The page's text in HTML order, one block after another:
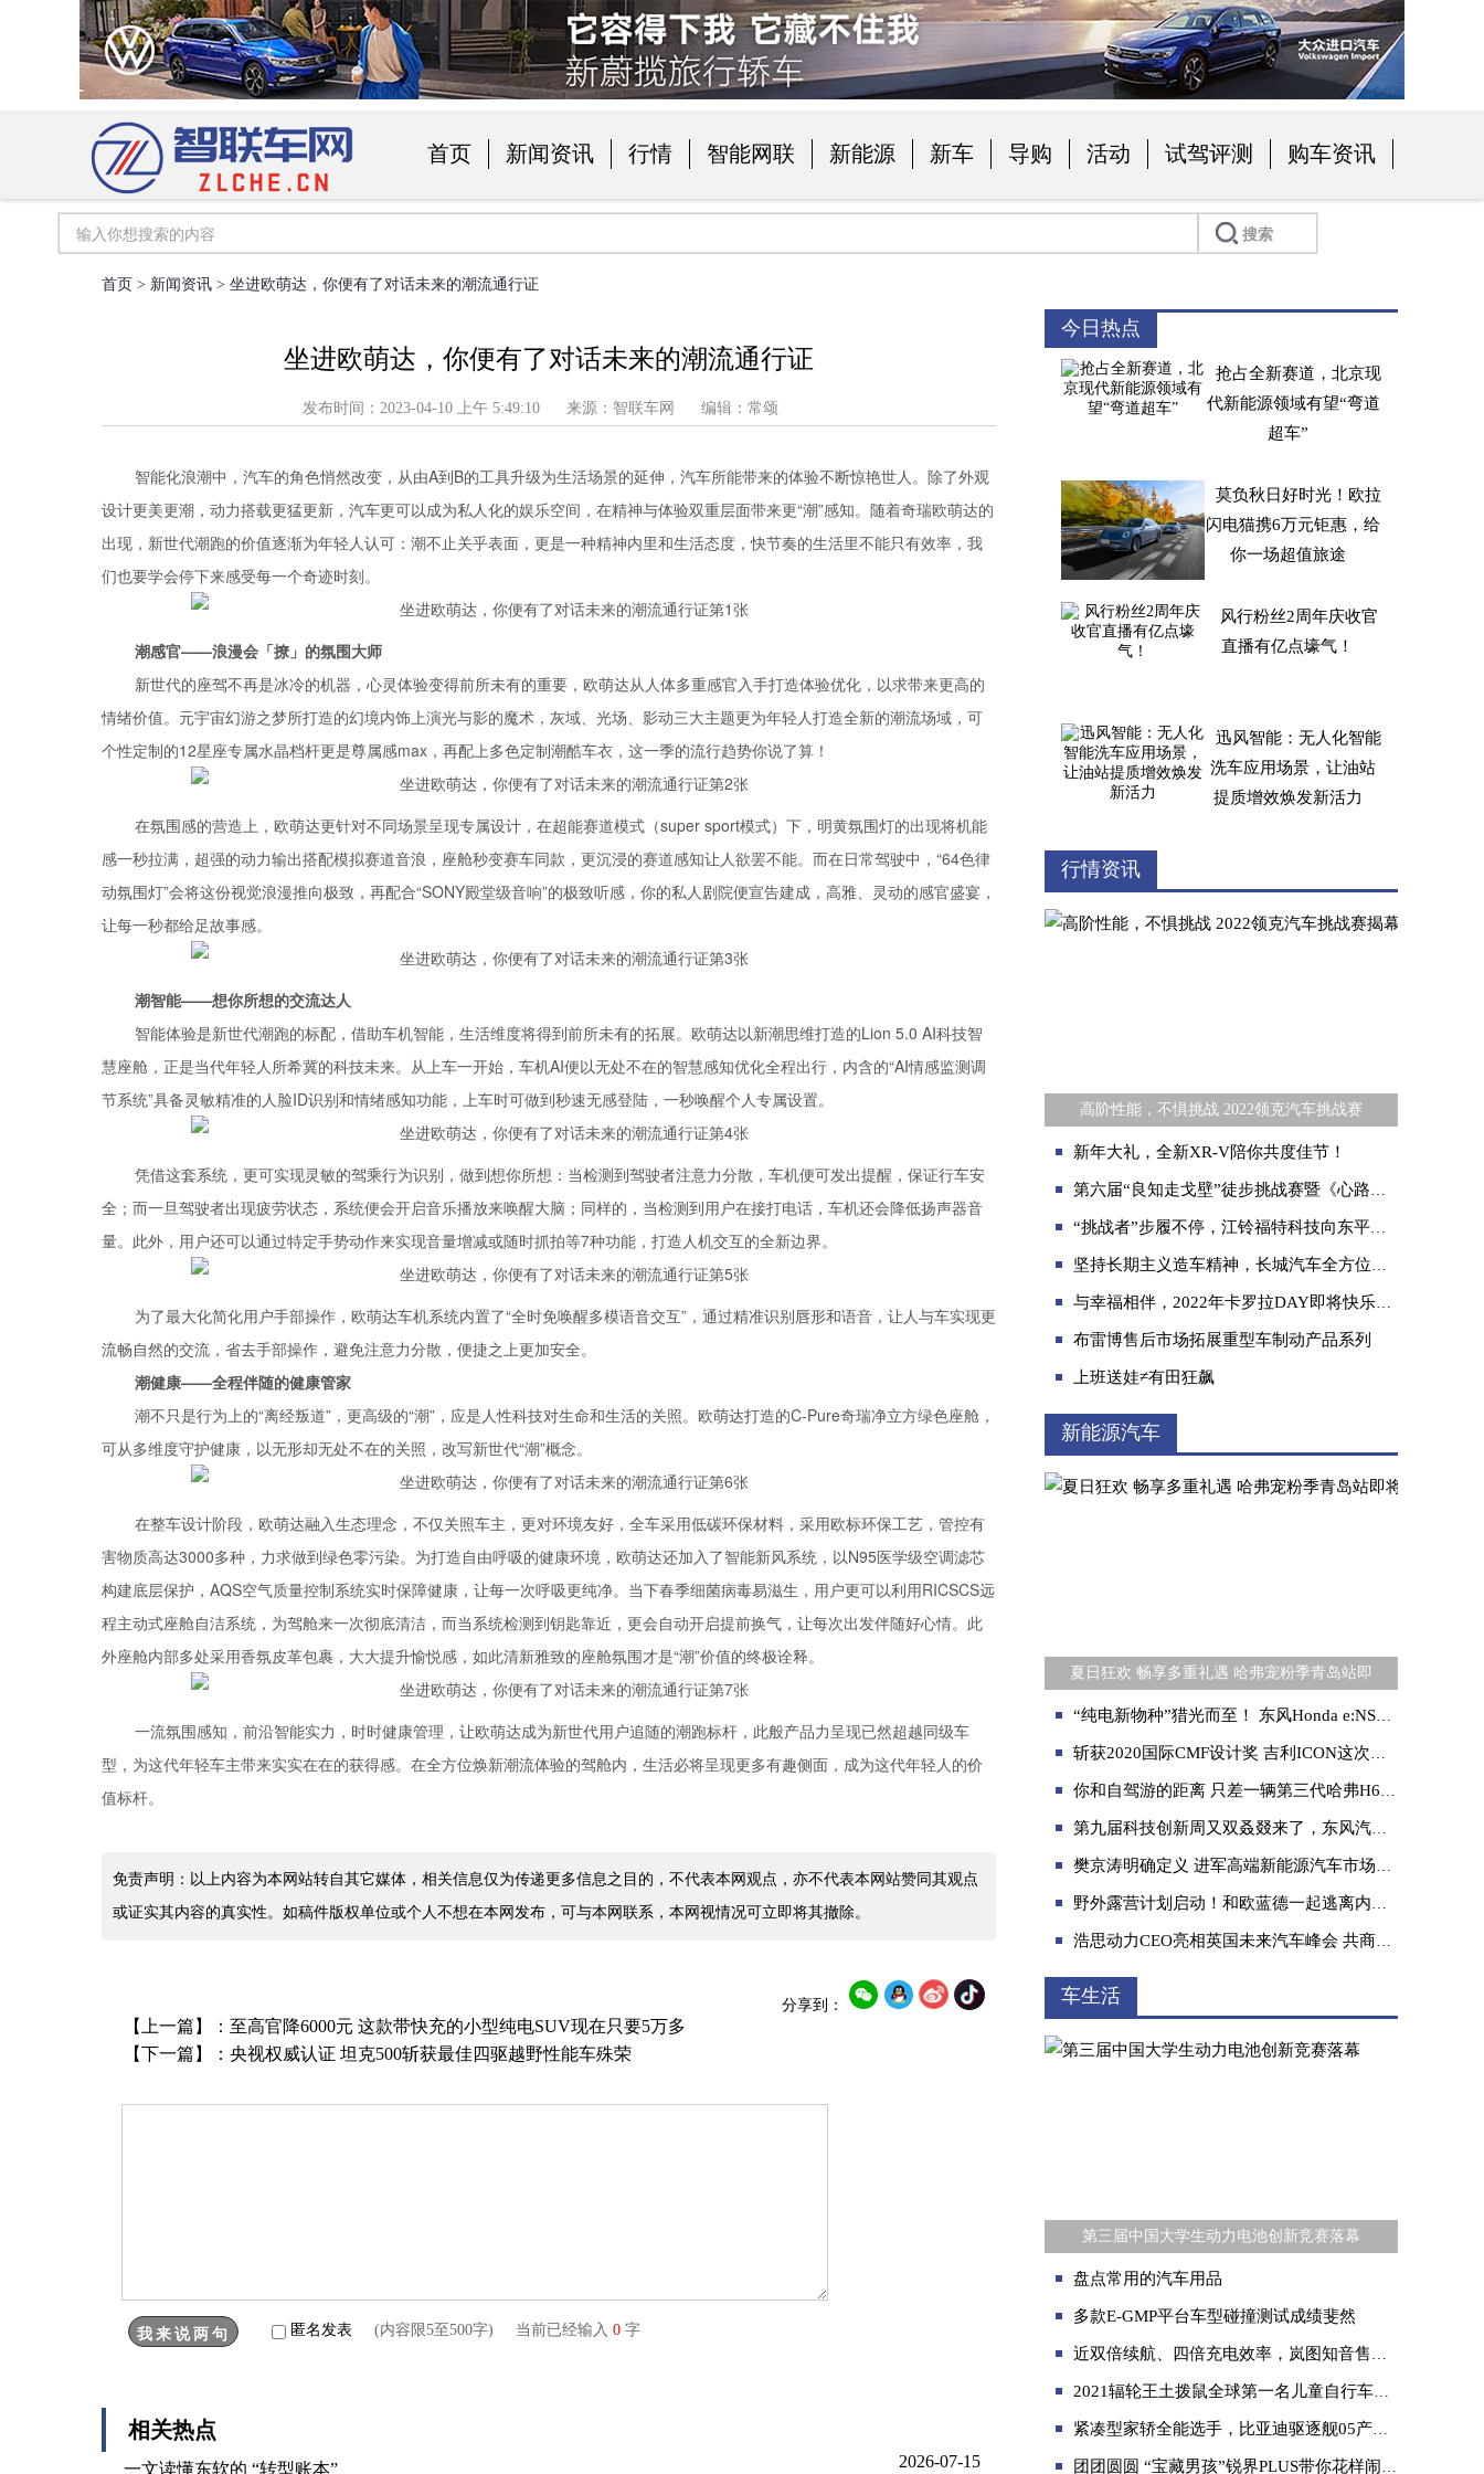
首页 新闻资讯 行情 智能网联 新能源 新车 导购 活动 试驾评测 购车资讯
首页 > 新闻资讯 > 坐进欧萌达，你便有了对话未来的潮流通行证
坐进欧萌达，你便有了对话未来的潮流通行证
发布时间：2023-04-10 上午 5:49:10 来源：智联车网 编辑：常颂
智能化浪潮中，汽车的角色悄然改变，从由A到B的工具升级为生活场景的延伸，汽车所能带来的体验不断惊艳世人。除了外观
设计更美更潮，动力搭载更猛更新，汽车更可以成为私人化的娱乐空间，在精神与体验双重层面带来更“潮”感知。随着奇瑞欧萌达的
出现，新世代潮跑的价值逐渐为年轻人认可：潮不止关乎表面，更是一种精神内里和生活态度，快节奏的生活里不能只有效率，我
们也要学会停下来感受每一个奇迹时刻。
潮感官——浪漫会「撩」的氛围大师
新世代的座驾不再是冰冷的机器，心灵体验变得前所未有的重要，欧萌达从人体多重感官入手打造体验优化，以求带来更高的
情绪价值。元宇宙幻游之梦所打造的幻境内饰上演光与影的魔术，灰域、光场、影动三大主题更为年轻人打造全新的潮流场域，可
个性定制的12星座专属水晶档杆更是尊属感max，再配上多色定制潮酷车衣，这一季的流行趋势你说了算！
在氛围感的营造上，欧萌达更针对不同场景呈现专属设计，在超能赛道模式（super sport模式）下，明黄氛围灯的出现将机能
感一秒拉满，超强的动力输出搭配模拟赛道音浪，座舱秒变赛车同款，更沉浸的赛道感知让人欲罢不能。而在日常驾驶中，“64色律
动氛围灯”会将这份视觉浪漫推向极致，再配合“SONY殿堂级音响”的极致听感，你的私人剧院便宣告建成，高雅、灵动的感官盛宴，
让每一秒都给足故事感。
潮智能——想你所想的交流达人
智能体验是新世代潮跑的标配，借助车机智能，生活维度将得到前所未有的拓展。欧萌达以新潮思维打造的Lion 5.0 AI科技智
慧座舱，正是当代年轻人所希冀的科技未来。从上车一开始，车机AI便以无处不在的智慧感知优化全程出行，内含的“AI情感监测调
节系统”具备灵敏精准的人脸ID识别和情绪感知功能，上车时可做到秒速无感登陆，一秒唤醒个人专属设置。
凭借这套系统，更可实现灵敏的驾乘行为识别，做到想你所想：当检测到驾驶者注意力分散，车机便可发出提醒，保证行车安
全；而一旦驾驶者出现疲劳状态，系统便会开启音乐播放来唤醒大脑；同样的，当检测到用户在接打电话，车机还会降低扬声器音
量。此外，用户还可以通过特定手势动作来实现音量增减或随时抓拍等7种功能，打造人机交互的全新边界。
为了最大化简化用户手部操作，欧萌达车机系统内置了“全时免唤醒多模语音交互”，通过精准识别唇形和语音，让人与车实现更
流畅自然的交流，省去手部操作，避免注意力分散，便捷之上更加安全。
潮健康——全程伴随的健康管家
潮不只是行为上的“离经叛道”，更高级的“潮”，应是人性科技对生命和生活的关照。欧萌达打造的C-Pure奇瑞净立方绿色座舱，
可从多维度守护健康，以无形却无处不在的关照，改写新世代“潮”概念。
在整车设计阶段，欧萌达融入生态理念，不仅关照车主，更对环境友好，全车采用低碳环保材料，采用欧标环保工艺，管控有
害物质高达3000多种，力求做到绿色零污染。为打造自由呼吸的健康环境，欧萌达还加入了智能新风系统，以N95医学级空调滤芯
构建底层保护，AQS空气质量控制系统实时保障健康，让每一次呼吸更纯净。当下春季细菌病毒易滋生，用户更可以利用RICSCS远
程主动式座舱自洁系统，为驾舱来一次彻底清洁，而当系统检测到钥匙靠近，更会自动开启提前换气，让每次出发伴随好心情。此
外座舱内部多处采用香氛皮革包裹，大大提升愉悦感，如此清新雅致的座舱氛围才是“潮”价值的终极诠释。
一流氛围感知，前沿智能实力，时时健康管理，让欧萌达成为新世代用户追随的潮跑标杆，此般产品力呈现已然超越同级车
型，为这代年轻车主带来实实在在的获得感。在全方位焕新潮流体验的驾舱内，生活必将呈现更多有趣侧面，成为这代年轻人的价
值标杆。
免责声明：以上内容为本网站转自其它媒体，相关信息仅为传递更多信息之目的，不代表本网观点，亦不代表本网站赞同其观点
或证实其内容的真实性。如稿件版权单位或个人不想在本网发布，可与本网联系，本网视情况可立即将其撤除。
分享到：
【上一篇】： 至高官降6000元 这款带快充的小型纯电SUV现在只要5万多
【下一篇】： 央视权威认证 坦克500斩获最佳四驱越野性能车殊荣
匿名发表 (内容限5至500字) 当前已经输入 0 字
相关热点
一文读懂东软的 “转型账本” 2026-07-15
今日热点
抢占全新赛道，北京现
代新能源领域有望“弯道
超车”
莫负秋日好时光！欧拉
闪电猫携6万元钜惠，给
你一场超值旅途
风行粉丝2周年庆收官
直播有亿点壕气！
迅风智能：无人化智能
洗车应用场景，让油站
提质增效焕发新活力
合作，推动用户学车、
用车的完整生态融合
行情资讯
高阶性能，不惧挑战 2022领克汽车挑战赛
新年大礼，全新XR-V陪你共度佳节！
第六届“良知走戈壁”徒步挑战赛暨《心路》纪录片拍摄启动
“挑战者”步履不停，江铃福特科技向东平营销战绩再添一笔
坚持长期主义造车精神，长城汽车全方位构建电气化时代综合竞争力
与幸福相伴，2022年卡罗拉DAY即将快乐出发
布雷博售后市场拓展重型车制动产品系列
上班送娃≠有田狂飙
新能源汽车
夏日狂欢 畅享多重礼遇 哈弗宠粉季青岛站即
“纯电新物种”猎光而至！ 东风Honda e:NS2广州车展首发亮相
斩获2020国际CMF设计奖 吉利ICON这次给中国设计正名了
你和自驾游的距离 只差一辆第三代哈弗H6 2.0T智能四驱版
第九届科技创新周又双叒叕来了，东风汽车将带来哪些“跃迁”惊喜？
樊京涛明确定义 进军高端新能源汽车市场的极狐汽车
野外露营计划启动！和欧蓝德一起逃离内卷，即刻治愈
浩思动力CEO亮相英国未来汽车峰会 共商汽车产业净零发展新路
车生活
第三届中国大学生动力电池创新竞赛落幕
盘点常用的汽车用品
多款E-GMP平台车型碰撞测试成绩斐然
近双倍续航、四倍充电效率，岚图知音售价17.99万元起，全面碾压Model Y
2021辐轮王土拨鼠全球第一名儿童自行车哪个牌子好耐用质量好
紧凑型家轿全能选手，比亚迪驱逐舰05产品力分析
团团圆圆 “宝藏男孩”锐界PLUS带你花样闹元宵